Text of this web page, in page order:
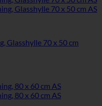
Glasshylle 70 x 50 cm